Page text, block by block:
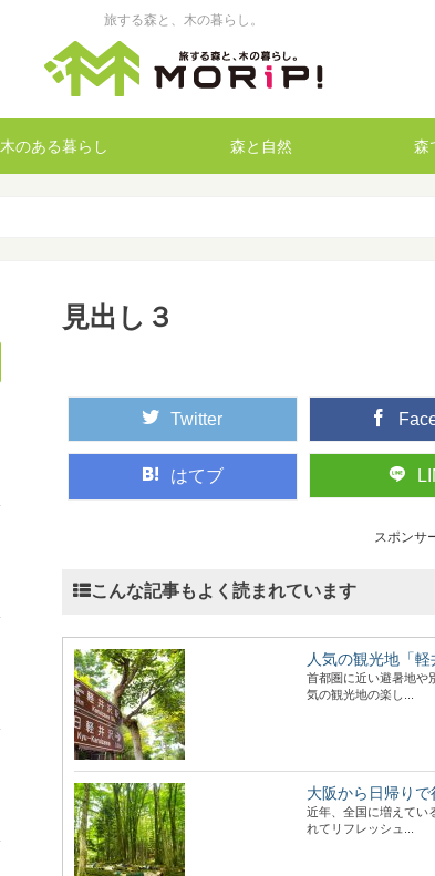
旅する森と、木の暮らし。
木のある暮らし 森と自然 森
見出し３
Twitter
はてブ
スポンサ
こんな記事もよく読まれています
人気の観光地「
首都圏に近い避暑地や
気の観光地の楽し...
大阪から日帰り
近年、全国に増えてい
れてリフレッシュ...